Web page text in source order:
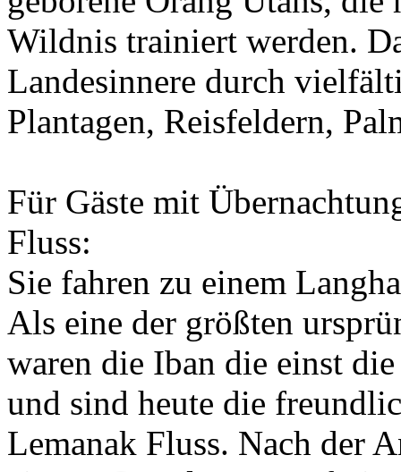
Wildnis trainiert werden.
Landesinnere durch
Plantagen, Reisfeldern,
Für Gäste mit
Fluss:
Sie fahren zu einem
Als eine der größten
waren die Iban die einst
und sind heute die
Lemanak Fluss. Nach der